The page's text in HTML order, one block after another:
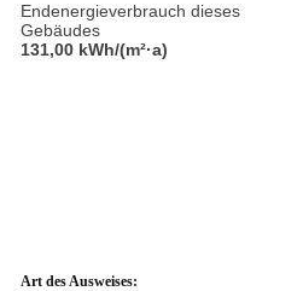
Endenergieverbrauch dieses
Gebäudes
131,00 kWh/(m²·a)
Art des Ausweises: